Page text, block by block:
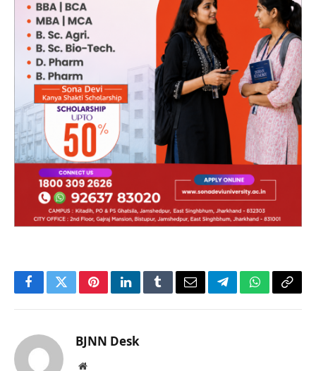
FacebookTwitterPinterestLinkedInTumblrEmailTelegramWhatsApp
Copy
BJNN Desk
Website